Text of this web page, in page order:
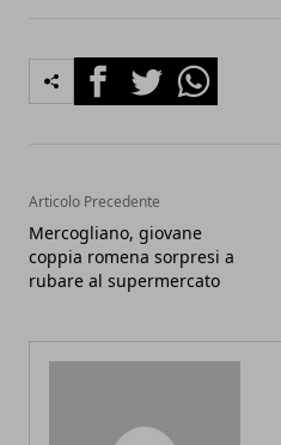
FacebookTwitterWhatsapp
Articolo Precedente
Mercogliano, giovane
coppia romena sorpresi a
rubare al supermercato